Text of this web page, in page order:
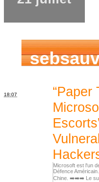
18:07
“Paper
Microsoft est l'un
Défence
Chine. ➡️➡️➡️ Le